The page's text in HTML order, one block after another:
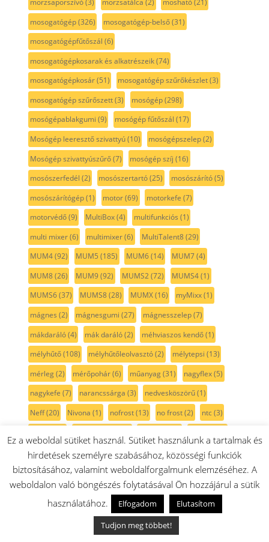
morzsaporszívó(3) morzsatálca (2) mosható(21)
mosogatógép(326) mosogatógép-belső(31)
mosogatógépfűtőszál (6)
mosogatógépkosarak és alkatrészeik(74)
mosogatógépkosár(51) mosogatógép szűrőkészlet(3)
mosogatógép szűrőszett(3) mosógép(298)
mosógépablakgumi (9) mosógép fűtőszál (17)
Mosógép leeresztő szivattyú(10) mosógépszelep(2)
Mosógép szivattyúszűrő(7) mosógép szíj (16)
mosószerfedél (2) mosószertartó(25) mosószárító(5)
mosószárítógép(1) motor(69) motorkefe (7)
motorvédő(9) MultiBox(4) multifunkciós (1)
multi mixer(6) multimixer(6) MultiTalent8(29)
MUM4(92) MUM5 (185) MUM6(14) MUM7(4)
MUM8(26) MUM9(92) MUMS2(72) MUMS4(1)
MUMS6(37) MUMS8(28) MUMX(16) myMixx(1)
mágnes (2) mágnesgumi (27) mágnesszelep(7)
mákdaráló(4) mák daráló(2) méhviaszos kendő(1)
mélyhűtő(108) mélyhűtőleolvasztó(2) mélytepsi (13)
mérleg(2) mérőpohár(6) műanyag(31) nagyflex(5)
nagykefe (7) narancssárga (3) nedvesköszörű(1)
Neff(20) Nivona (1) nofrost(13) no frost(2) ntc(3)
oldallap(4) optiMUM(63) padlókefe (1)
palack-tartály(34) palackpolc(47) palacktartó (40)
palacktároló(34) panel(1) papír porzsák(5)
parketta kefe(2)
(25) penge(5) perem
Ez a weboldal sütiket használ. Sütiket használunk a tartalmak és
hirdetések személyre szabásához, közösségi funkciók
biztosításához, valamint weboldalforgalmunk elemzéséhez. A
weboldalon való böngészés folytatásával Ön hozzájárul a sütik
használatához.
Elfogadom
Elutasítom
Tudjon meg többet!